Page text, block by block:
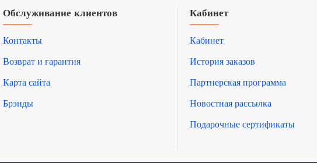
Обслуживание клиентов
Контакты
Возврат и гарантия
Карта сайта
Брэнды
Кабинет
Кабинет
История заказов
Партнерская программа
Новостная рассылка
Подарочные сертификаты